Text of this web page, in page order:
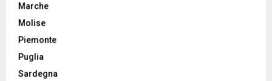
Marche
Molise
Piemonte
Puglia
Sardegna